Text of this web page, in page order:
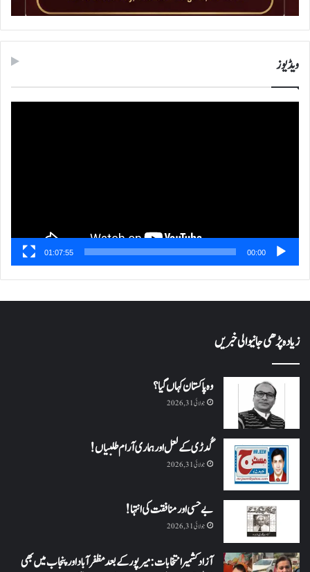
ویڈیوز
00:00
01:07:55
زیادہ پڑھی جانیوالی خبریں
وہ پاکستان کہاں گیا؟
جولائی 31, 2026
گُدڑی کے لعل اور ہماری آرام طلبیاں!
جولائی 31, 2026
بے حسی اور منافقت کی انتہا !
جولائی 31, 2026
آزاد کشمیر انتخابات: میرپور کے بعد مظفرآباد اور پنجاب میں بھی